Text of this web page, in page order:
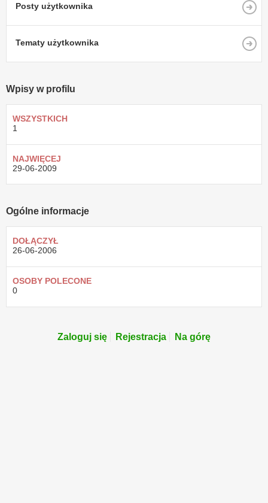
Posty użytkownika
Tematy użytkownika
Wpisy w profilu
WSZYSTKICH
1
NAJWIĘCEJ
29-06-2009
Ogólne informacje
DOŁĄCZYŁ
26-06-2006
OSOBY POLECONE
0
Zaloguj się Rejestracja Na górę